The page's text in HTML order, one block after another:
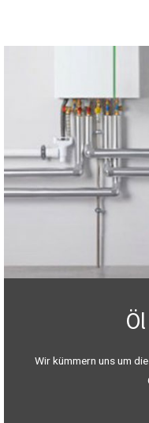
Wir kümmern uns um